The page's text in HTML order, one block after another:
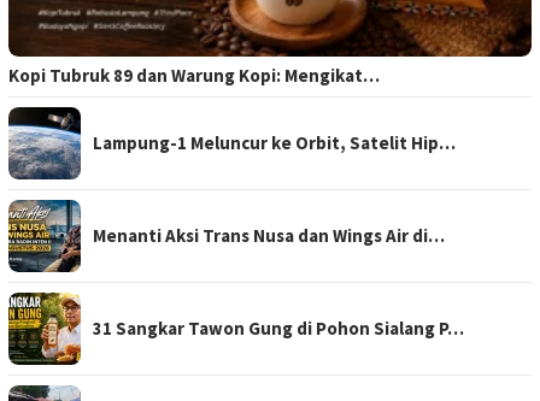
Kopi Tubruk 89 dan Warung Kopi: Mengikat…
Lampung-1 Meluncur ke Orbit, Satelit Hip…
Menanti Aksi Trans Nusa dan Wings Air di…
31 Sangkar Tawon Gung di Pohon Sialang P…